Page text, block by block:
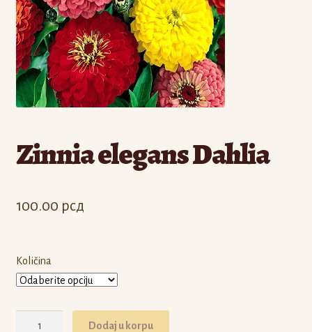
Odjava
Registracija
Zinnia elegans Dahlia
100.00 рсд
Količina
Dodaj u korpu